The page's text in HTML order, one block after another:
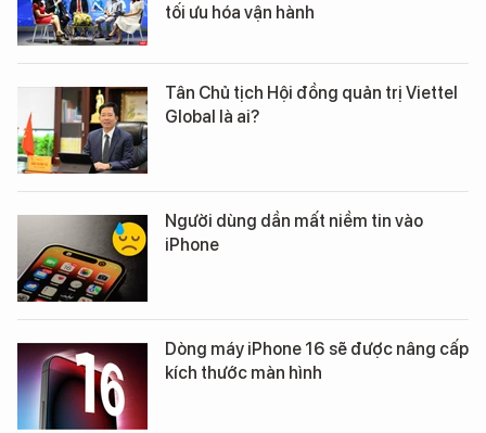
tối ưu hóa vận hành
Tân Chủ tịch Hội đồng quản trị Viettel
Global là ai?
Người dùng dần mất niềm tin vào
iPhone
Dòng máy iPhone 16 sẽ được nâng cấp
kích thước màn hình